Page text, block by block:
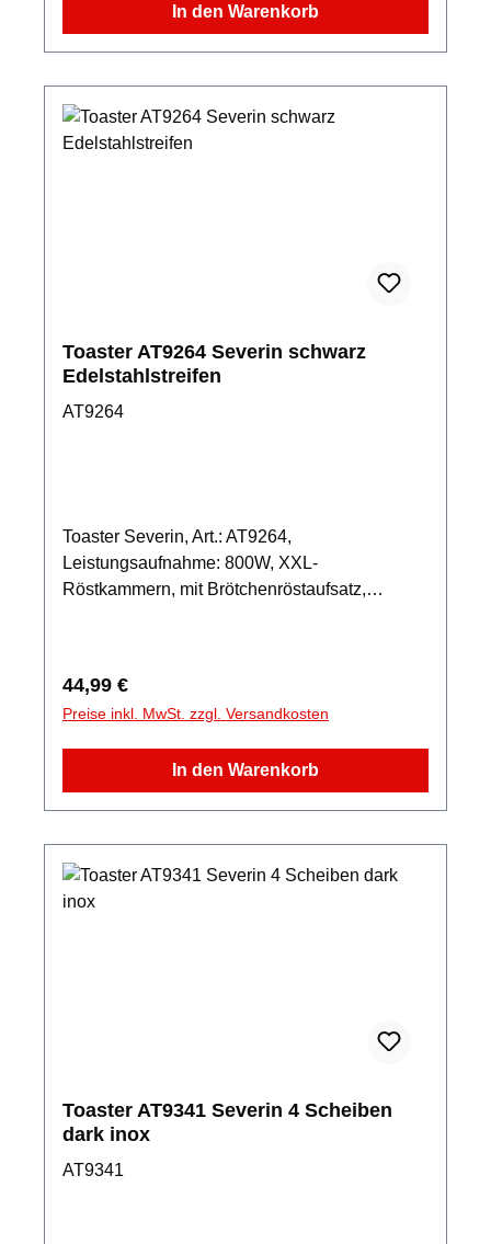
In den Warenkorb
Toaster AT9264 Severin schwarz
Edelstahlstreifen
AT9264
Toaster Severin, Art.: AT9264,
Leistungsaufnahme: 800W, XXL-
Röstkammern, mit Brötchenröstaufsatz,
Regulärer Preis:
44,99 €
Preise inkl. MwSt. zzgl. Versandkosten
In den Warenkorb
Toaster AT9341 Severin 4 Scheiben
dark inox
AT9341